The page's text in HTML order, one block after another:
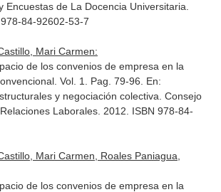
Encuestas de La Docencia Universitaria
84-92602-53-7
Mari Carmen:
de los convenios de empresa en la
Vol. 1. Pag. 79-96. En:
y negociación colectiva . Consejo
Laborales. 2012. ISBN 978-84-
Mari Carmen, Roales Paniagua,
de los convenios de empresa en la